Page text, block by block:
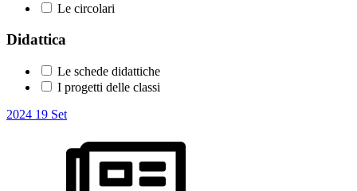
Le circolari
Didattica
Le schede didattiche
I progetti delle classi
2024 19 Set